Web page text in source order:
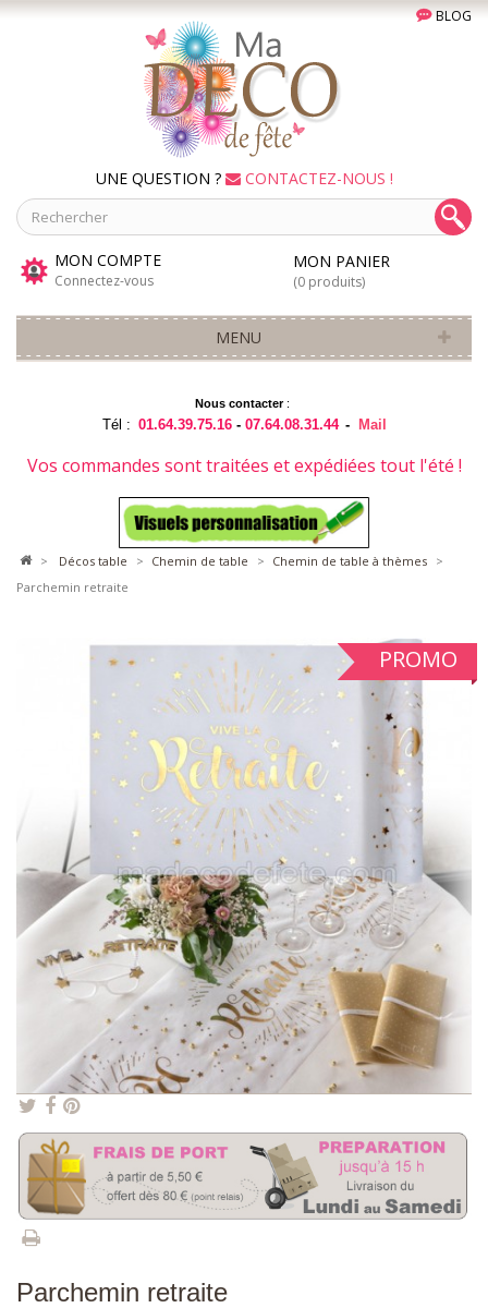
BLOG
UNE QUESTION ? CONTACTEZ-NOUS !
MON COMPTE
Connectez-vous
MON PANIER
(0 produits)
MENU
Nous contacter:
Tél : 01.64.39.75.16 -07.64.08.31.44 - Mail
Vos commandes sont traitées et expédiées tout l'été !
> décos table > chemin de table > chemin de table à thèmes >
Parchemin retraite
PROMO
Parchemin retraite